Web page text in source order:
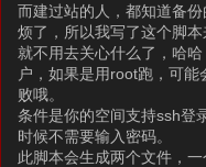
而建过站的人，都知道备
烦了，所以我写了这个脚
就不用去关心什么了，哈
户，如果是用root跑，可
败哦。
条件是你的空间支持ssh登
时候不需要输入密码。
此脚本会生成两个文件，